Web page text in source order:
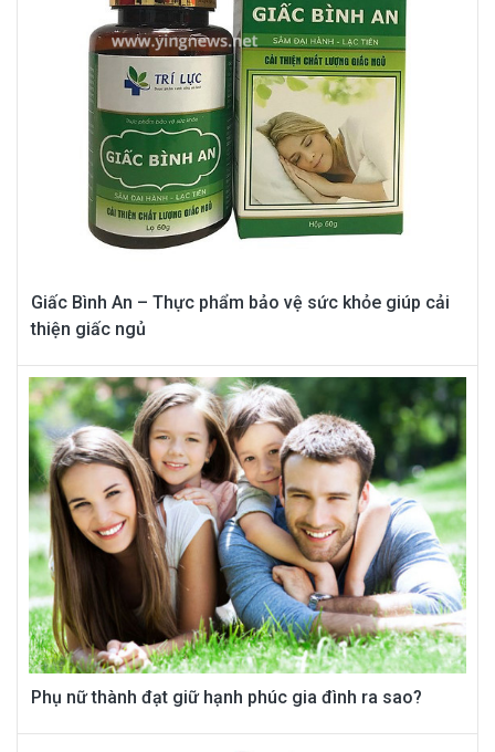
Giấc Bình An – Thực phẩm bảo vệ sức khỏe giúp cải
thiện giấc ngủ
Phụ nữ thành đạt giữ hạnh phúc gia đình ra sao?